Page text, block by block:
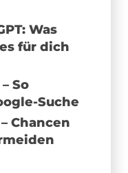
Was
für dich
So
Suche
Chancen